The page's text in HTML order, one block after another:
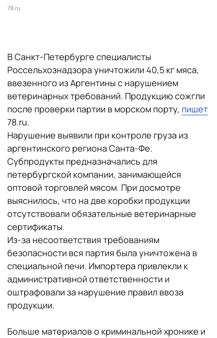
78.ru
В Санкт-Петербурге специалисты
Россельхознадзора уничтожили 40,5 кг мяса,
ввезенного из Аргентины с нарушением
ветеринарных требований. Продукцию сожгли
после проверки партии в морском порту, пишет
78.ru.
Нарушение выявили при контроле груза из
аргентинского региона Санта-Фе.
Субпродукты предназначались для
петербургской компании, занимающейся
оптовой торговлей мясом. При досмотре
выяснилось, что на две коробки продукции
отсутствовали обязательные ветеринарные
сертификаты.
Из-за несоответствия требованиям
безопасности вся партия была уничтожена в
специальной печи. Импортера привлекли к
административной ответственности и
оштрафовали за нарушение правил ввоза
продукции.
Больше материалов о криминальной хронике и